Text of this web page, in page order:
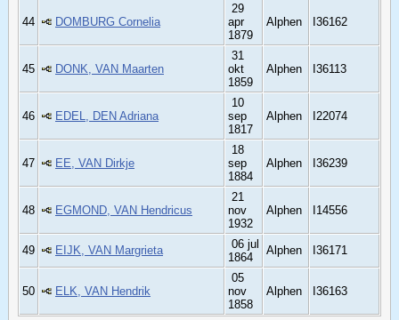
44 DOMBURG Cornelia
29
apr
1879
Alphen I36162
45 DONK, VAN Maarten
31
okt
1859
Alphen I36113
46 EDEL, DEN Adriana
10
sep
1817
Alphen I22074
47 EE, VAN Dirkje
18
sep
1884
Alphen I36239
48 EGMOND, VAN Hendricus
21
nov
1932
Alphen I14556
49 EIJK, VAN Margrieta
06 jul
1864
Alphen I36171
50 ELK, VAN Hendrik
05
nov
1858
Alphen I36163